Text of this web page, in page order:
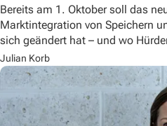
Bereits am 1. Oktober soll das
Marktintegration von Speichern
sich geändert hat – und wo
Julian Korb